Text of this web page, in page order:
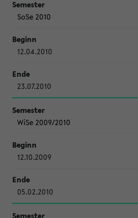
SoSe 2010
12.04.2010
23.07.2010
WiSe 2009/2010
12.10.2009
05.02.2010